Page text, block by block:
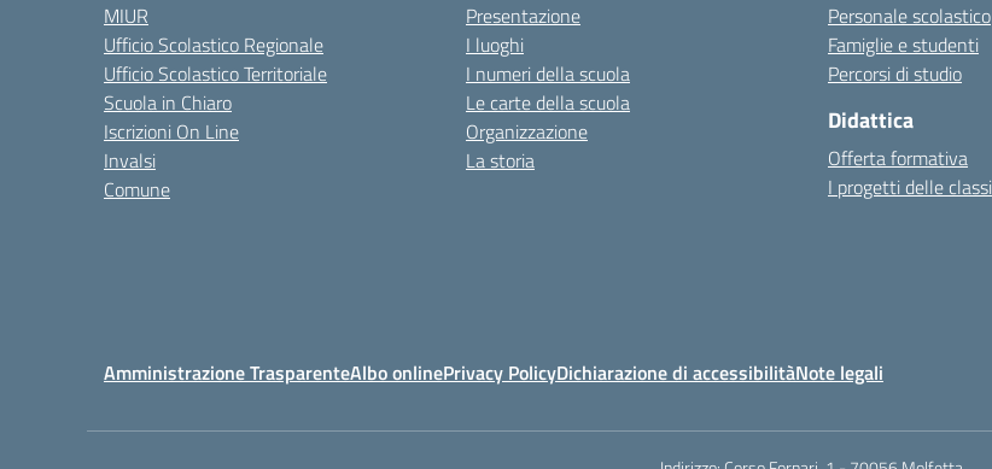
MIUR
Ufficio Scolastico Regionale
Ufficio Scolastico Territoriale
Scuola in Chiaro
Iscrizioni On Line
Invalsi
Comune
Presentazione
I luoghi
I numeri della scuola
Le carte della scuola
Organizzazione
La storia
Personale scolastico
Famiglie e studenti
Percorsi di studio
Didattica
Offerta formativa
I progetti delle classi
Amministrazione TrasparenteAlbo onlinePrivacy PolicyDichiarazione di accessibilitàNote legali